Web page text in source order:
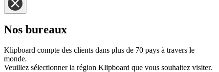
Nos bureaux
Klipboard compte des clients dans plus de 70 pays à travers le
monde.
Veuillez sélectionner la région Klipboard que vous souhaitez visiter.